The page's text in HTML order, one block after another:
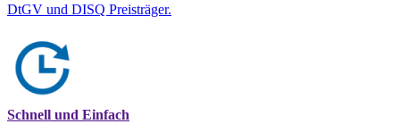
DtGV und DISQ Preisträger.
Schnell und Einfach